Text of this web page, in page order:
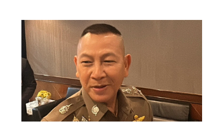
อาแว อดีตผู้ช่วยผู้ใหญ่บ้านหมู่ที่ 5